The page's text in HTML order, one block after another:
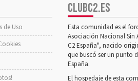
de Uso
CLUBC2.ES
Esta comunidad es el
Asociación Nacional Sin
C2 España", nacido
que buscó ser un punto
España.
El hospedaje de esta